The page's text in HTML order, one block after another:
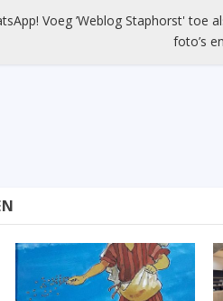
Voeg ’Weblog Staphorst' toe
foto’s